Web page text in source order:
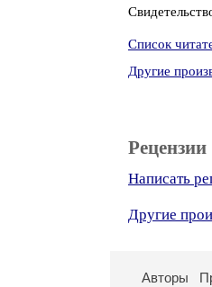
Список
Другие
Рецензии
Написать
Другие
Авторы